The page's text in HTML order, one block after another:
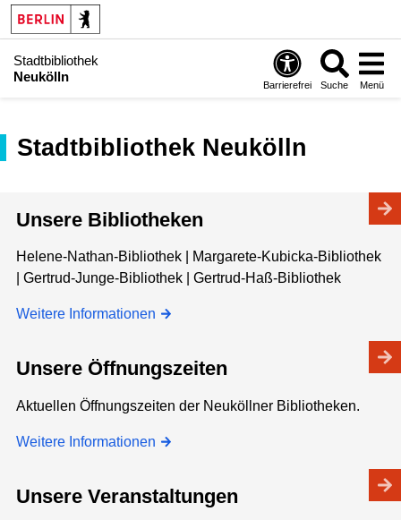
Stadtbibliothek
Neukölln
Barrierefrei Suche Menü
Stadtbibliothek Neukölln
Unsere Bibliotheken
Helene-Nathan-Bibliothek | Margarete-Kubicka-Bibliothek
| Gertrud-Junge-Bibliothek | Gertrud-Haß-Bibliothek
Weitere Informationen
Unsere Öffnungszeiten
Aktuellen Öffnungszeiten der Neuköllner Bibliotheken.
Weitere Informationen
Unsere Veranstaltungen